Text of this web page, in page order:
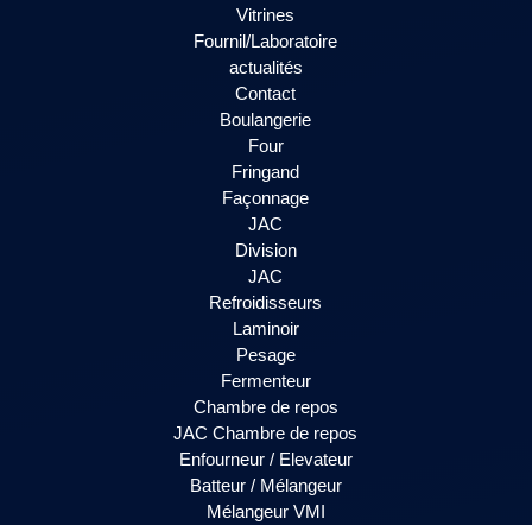
Vitrines
Fournil/Laboratoire
actualités
Contact
Boulangerie
Four
Fringand
Façonnage
JAC
Division
JAC
Refroidisseurs
Laminoir
Pesage
Fermenteur
Chambre de repos
JAC Chambre de repos
Enfourneur / Elevateur
Batteur / Mélangeur
Mélangeur VMI